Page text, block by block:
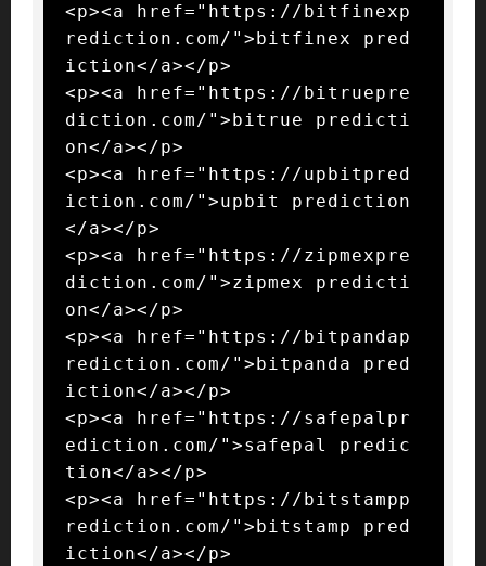
<p><a href="https://bitfinexp
rediction.com/">bitfinex pred
iction</a></p>
<p><a href="https://bitruepre
diction.com/">bitrue predicti
on</a></p>
<p><a href="https://upbitpred
iction.com/">upbit prediction
</a></p>
<p><a href="https://zipmexpre
diction.com/">zipmex predicti
on</a></p>
<p><a href="https://bitpandap
rediction.com/">bitpanda pred
iction</a></p>
<p><a href="https://safepalpr
ediction.com/">safepal predic
tion</a></p>
<p><a href="https://bitstampp
rediction.com/">bitstamp pred
iction</a></p>